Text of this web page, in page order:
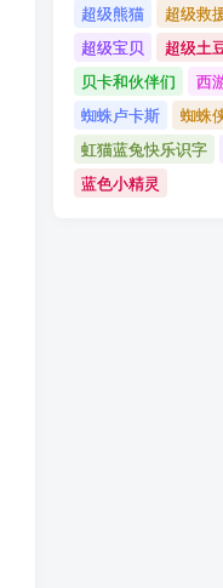
超级熊猫
超级救
超级宝贝
超级土
贝卡和伙伴们
西
蜘蛛卢卡斯
蜘蛛
虹猫蓝兔快乐识字
蓝色小精灵